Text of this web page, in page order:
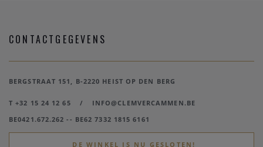
CONTACTGEGEVENS
BERGSTRAAT 151, B-2220 HEIST OP DEN BERG
T +32 15 24 12 65 /
INFO@CLEMVERCAMMEN.BE
BE0421.672.262 -- BE62 7332 1815 6161
DE WINKEL IS NU GESLOTEN!